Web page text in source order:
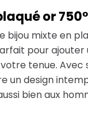
or
bijou mixte en
pour ajouter
tenue. Avec
un design
bien aux